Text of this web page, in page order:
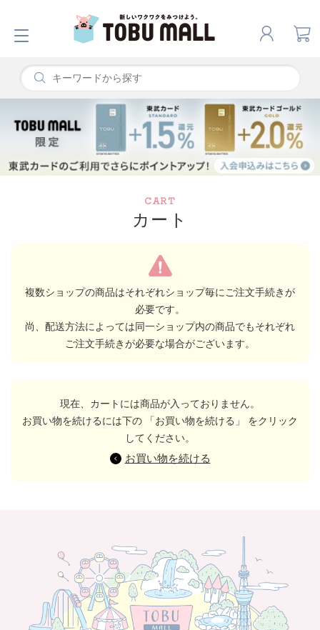
CART
カート
複数ショップの商品はそれぞれショップ毎にご注文手続きが
必要です。
尚、配送方法によっては同一ショップ内の商品でもそれぞれ
ご注文手続きが必要な場合がございます。
現在、カートには商品が入っておりません。
お買い物を続けるには下の 「お買い物を続ける」 をクリック
してください。
お買い物を続ける